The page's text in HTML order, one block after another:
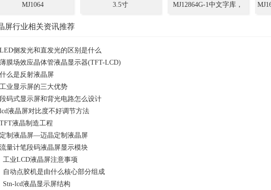
MJ1064 3.5寸 MJ12864G-1中文字库，
屏行业相关资讯推荐
LED侧发光和直发光的区别是什么
薄膜场效应晶体管液晶显示器(TFT-LCD)
什么是反射液晶屏
工业显示屏的三大优势
段码式显示屏和背光电路怎么设计
lcd液晶屏对比度不好调节方法
TFT液晶制造工程
定制液晶屏—迈晶定制液晶屏
流量计笔段码液晶屏显示模块
工业LCD液晶屏注意事项
自动点胶机是由什么核心部分组成
Stn-lcd液晶显示屏结构